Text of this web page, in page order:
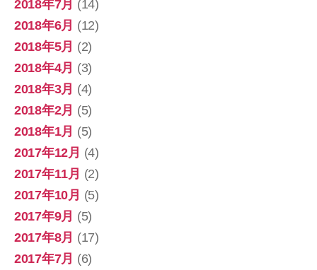
2018年7月 (14)
2018年6月 (12)
2018年5月 (2)
2018年4月 (3)
2018年3月 (4)
2018年2月 (5)
2018年1月 (5)
2017年12月 (4)
2017年11月 (2)
2017年10月 (5)
2017年9月 (5)
2017年8月 (17)
2017年7月 (6)